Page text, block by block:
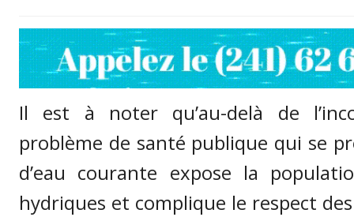
Il est à noter qu’au-delà de
problème de santé publique qui se
d’eau courante expose la
hydriques et complique le respect